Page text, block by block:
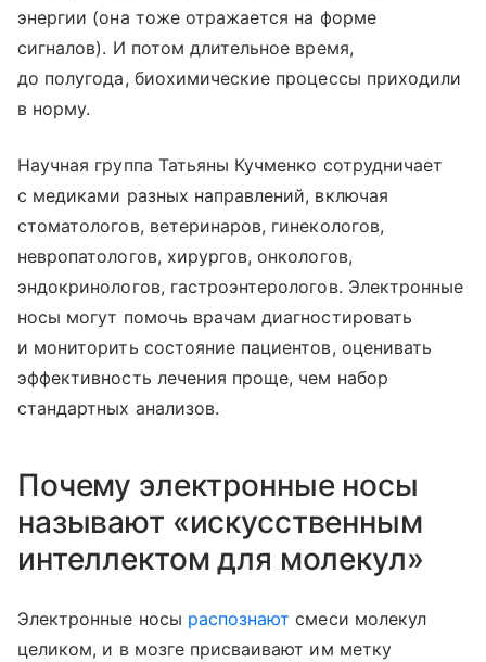
энергии (она тоже отражается на форме
сигналов). И потом длительное время,
до полугода, биохимические процессы приходили
в норму.
Научная группа Татьяны Кучменко сотрудничает
с медиками разных направлений, включая
стоматологов, ветеринаров, гинекологов,
невропатологов, хирургов, онкологов,
эндокринологов, гастроэнтерологов. Электронные
носы могут помочь врачам диагностировать
и мониторить состояние пациентов, оценивать
эффективность лечения проще, чем набор
стандартных анализов.
Почему электронные носы
называют «искусственным
интеллектом для молекул»
Электронные носы распознают смеси молекул
целиком, и в мозге присваивают им метку